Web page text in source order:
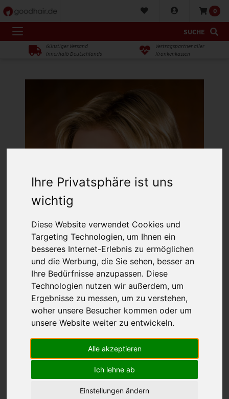
Ihre Privatsphäre ist uns
wichtig
Diese Website verwendet Cookies und
Targeting Technologien, um Ihnen ein
besseres Internet-Erlebnis zu ermöglichen
und die Werbung, die Sie sehen, besser an
Ihre Bedürfnisse anzupassen. Diese
Technologien nutzen wir außerdem, um
Ergebnisse zu messen, um zu verstehen,
woher unsere Besucher kommen oder um
unsere Website weiter zu entwickeln.
Alle akzeptieren
Ich lehne ab
Einstellungen ändern
0
SUCHE
Günstiger Versand
innerhalb Deutschlands
Vertragspartner aller
Krankenkassen
Fancy Hair Senta Perücke